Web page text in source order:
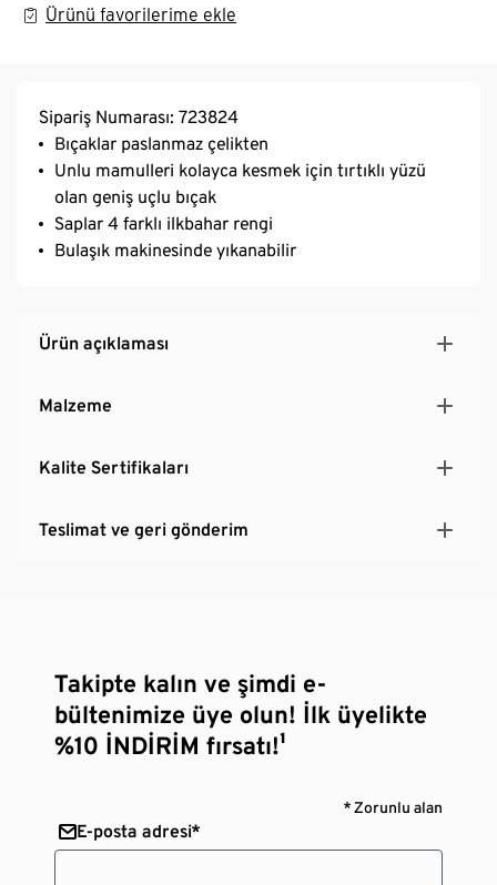
Ürünü favorilerime ekle
Sipariş Numarası: 723824
Bıçaklar paslanmaz çelikten
Unlu mamulleri kolayca kesmek için tırtıklı yüzü
olan geniş uçlu bıçak
Saplar 4 farklı ilkbahar rengi
Bulaşık makinesinde yıkanabilir
Ürün açıklaması
Malzeme
Kalite Sertifikaları
Teslimat ve geri gönderim
Takipte kalın ve şimdi e-
bültenimize üye olun! İlk üyelikte
%10 İNDİRİM fırsatı!¹
* Zorunlu alan
E-posta adresi*